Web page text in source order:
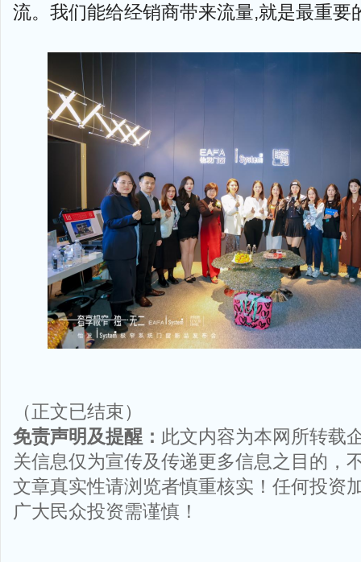
流。我们能给经销商带来流量,就是最重要
（正文已结束）
免责声明及提醒： 此文内容为本网所转载
关信息仅为宣传及传递更多信息之目的，
文章真实性请浏览者慎重核实！任何投资
广大民众投资需谨慎！